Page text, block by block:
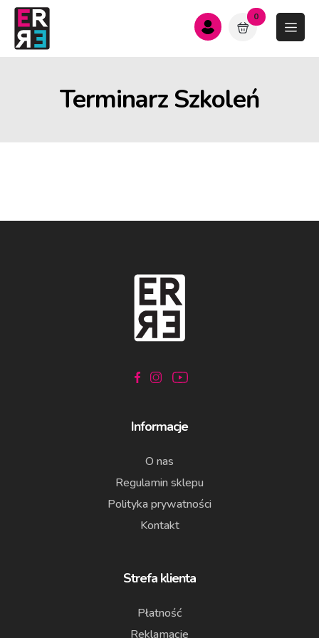
0
Terminarz Szkoleń
Informacje
O nas
Regulamin sklepu
Polityka prywatności
Kontakt
Strefa klienta
Płatność
Reklamacje